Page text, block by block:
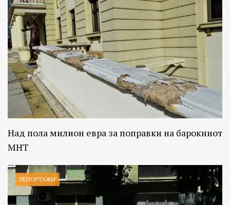
Над пола милион евра за поправки на барокниот
МНТ
РЕПОРТАЖИ